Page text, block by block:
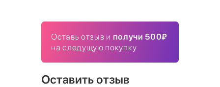
Оставь отзыв и получи 500₽
на следущую покупку
Оставить отзыв